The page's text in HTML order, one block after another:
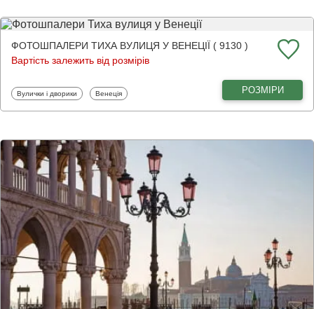
ФОТОШПАЛЕРИ ТИХА ВУЛИЦЯ У ВЕНЕЦІЇ ( 9130 )
Вартість залежить від розмірів
Фотошпалери
Вулички і дворики Фотошпалери
Венеція РОЗМІРИ